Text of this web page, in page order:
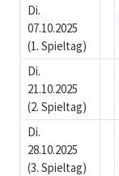
Di.
07.10.2025
(1. Spieltag)
Di.
21.10.2025
(2. Spieltag)
Di.
28.10.2025
(3. Spieltag)